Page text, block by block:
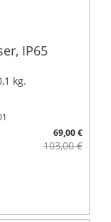
IP65
kg.
69,00 €
103,00 €